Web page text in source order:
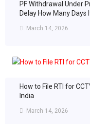
PF Withdrawal Under
Delay How Many Days
March 14, 2026
How to File RTI for
India
March 14, 2026